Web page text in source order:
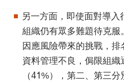
另一方面，即使面對導入
組織仍有眾多難題待克
因應風險帶來的挑戰，排
資料管理不良，侷限組織
（41%），第二、第三